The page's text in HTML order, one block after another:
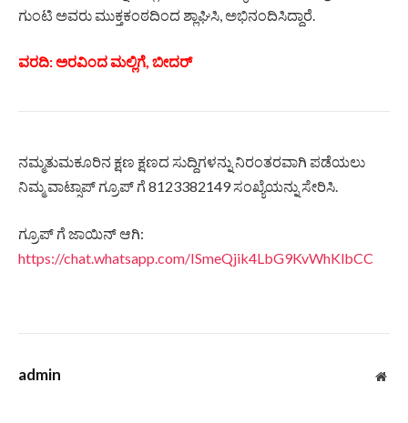
ಗುಂಟಿ ಅವರು ಮುಕ್ತಕಂಠದಿಂದ ಶ್ಲಾಘಿಸಿ, ಅಭಿನಂದಿಸಿದ್ದಾರೆ.
ವರದಿ: ಅರವಿಂದ ಮಲ್ಲಿಗೆ, ಬೀದರ್
ನಮ್ಮತುಮಕೂರಿನ ಕ್ಷಣ ಕ್ಷಣದ ಸುದ್ದಿಗಳನ್ನು ನಿರಂತರವಾಗಿ ಪಡೆಯಲು
ನಿಮ್ಮ ವಾಟ್ಸಾಪ್ ಗ್ರೂಪ್ ಗೆ 8123382149 ಸಂಖ್ಯೆಯನ್ನು ಸೇರಿಸಿ.
ಗ್ರೂಪ್ ಗೆ ಜಾಯಿನ್ ಆಗಿ:
https://chat.whatsapp.com/ISmeQjik4LbG9KvWhKlbCC
admin